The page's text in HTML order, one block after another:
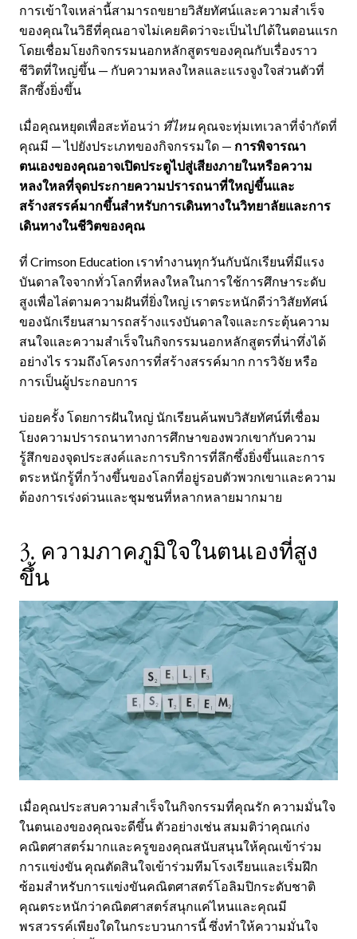
การเข้าใจเหล่านี้สามารถขยายวิสัยทัศน์และความสำเร็จ
ของคุณในวิธีที่คุณอาจไม่เคยคิดว่าจะเป็นไปได้ในตอนแรก
โดยเชื่อมโยงกิจกรรมนอกหลักสูตรของคุณกับเรื่องราว
ชีวิตที่ใหญ่ขึ้น — กับความหลงใหลและแรงจูงใจส่วนตัวที่
ลึกซึ้งยิ่งขึ้น
เมื่อคุณหยุดเพื่อสะท้อนว่า ที่ไหน คุณจะทุ่มเทเวลาที่จำกัดที่
คุณมี — ไปยังประเภทของกิจกรรมใด — การพิจารณา
ตนเองของคุณอาจเปิดประตูไปสู่เสียงภายในหรือความ
หลงใหลที่จุดประกายความปรารถนาที่ใหญ่ขึ้นและ
สร้างสรรค์มากขึ้นสำหรับการเดินทางในวิทยาลัยและการ
เดินทางในชีวิตของคุณ
ที่ Crimson Education เราทำงานทุกวันกับนักเรียนที่มีแรง
บันดาลใจจากทั่วโลกที่หลงใหลในการใช้การศึกษาระดับ
สูงเพื่อไล่ตามความฝันที่ยิ่งใหญ่ เราตระหนักดีว่าวิสัยทัศน์
ของนักเรียนสามารถสร้างแรงบันดาลใจและกระตุ้นความ
สนใจและความสำเร็จในกิจกรรมนอกหลักสูตรที่น่าทึ่งได้
อย่างไร รวมถึงโครงการที่สร้างสรรค์มาก การวิจัย หรือ
การเป็นผู้ประกอบการ
บ่อยครั้ง โดยการฝันใหญ่ นักเรียนค้นพบวิสัยทัศน์ที่เชื่อม
โยงความปรารถนาทางการศึกษาของพวกเขากับความ
รู้สึกของจุดประสงค์และการบริการที่ลึกซึ้งยิ่งขึ้นและการ
ตระหนักรู้ที่กว้างขึ้นของโลกที่อยู่รอบตัวพวกเขาและความ
ต้องการเร่งด่วนและชุมชนที่หลากหลายมากมาย
3. ความภาคภูมิใจในตนเองที่สูง
ขึ้น
เมื่อคุณประสบความสำเร็จในกิจกรรมที่คุณรัก ความมั่นใจ
ในตนเองของคุณจะดีขึ้น ตัวอย่างเช่น สมมติว่าคุณเก่ง
คณิตศาสตร์มากและครูของคุณสนับสนุนให้คุณเข้าร่วม
การแข่งขัน คุณตัดสินใจเข้าร่วมทีมโรงเรียนและเริ่มฝึก
ซ้อมสำหรับการแข่งขันคณิตศาสตร์โอลิมปิกระดับชาติ
คุณตระหนักว่าคณิตศาสตร์สนุกแค่ไหนและคุณมี
พรสวรรค์เพียงใดในกระบวนการนี้ ซึ่งทำให้ความมั่นใจ